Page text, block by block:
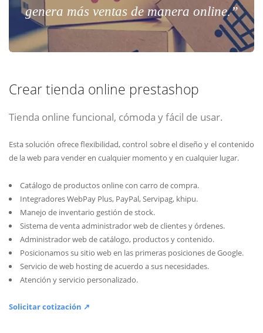
genera más ventas de manera online.”
Crear tienda online prestashop
Tienda online funcional, cómoda y fácil de usar.
Esta solución ofrece flexibilidad, control sobre el diseño y el contenido
de la web para vender en cualquier momento y en cualquier lugar.
Catálogo de productos online con carro de compra.
Integradores WebPay Plus, PayPal, Servipag, khipu.
Manejo de inventario gestión de stock.
Sistema de venta administrador web de clientes y órdenes.
Administrador web de catálogo, productos y contenido.
Posicionamos su sitio web en las primeras posiciones de Google.
Servicio de web hosting de acuerdo a sus necesidades.
Atención y servicio personalizado.
Solicitar cotización ↗